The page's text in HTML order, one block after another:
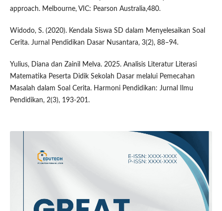
approach. Melbourne, VIC: Pearson Australia,480.
Widodo, S. (2020). Kendala Siswa SD dalam Menyelesaikan Soal
Cerita. Jurnal Pendidikan Dasar Nusantara, 3(2), 88–94.
Yulius, Diana dan Zainil Melva. 2025. Analisis Literatur Literasi
Matematika Peserta Didik Sekolah Dasar melalui Pemecahan
Masalah dalam Soal Cerita. Harmoni Pendidikan: Jurnal Ilmu
Pendidikan, 2(3), 193-201.